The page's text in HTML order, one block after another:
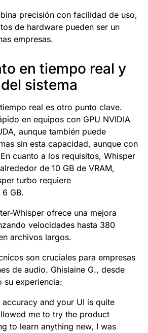
precisión con facilidad de uso,
de hardware pueden ser un
empresas.
en tiempo real y
sistema
real es otro punto clave.
en equipos con GPU NVIDIA
aunque también puede
sin esta capacidad, aunque con
cuanto a los requisitos, Whisper
de 10 GB de VRAM,
turbo requiere
GB.
Whisper ofrece una mejora
velocidades hasta 380
archivos largos.
son cruciales para empresas
de audio. Ghislaine G., desde
su experiencia:
accuracy and your UI is quite
me to try the product
to learn anything new, I was